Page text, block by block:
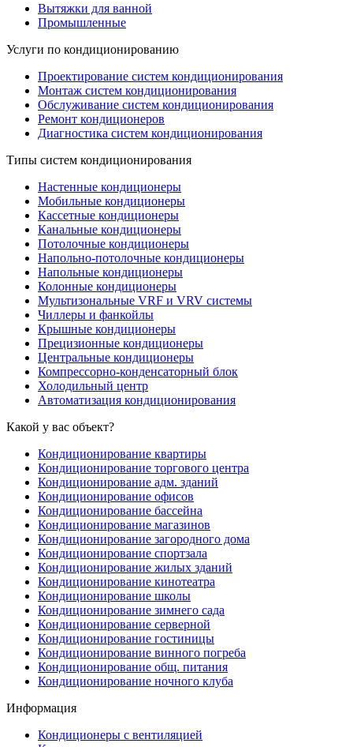
Вытяжки для ванной
Промышленные
Услуги по кондиционированию
Проектирование систем кондиционирования
Монтаж систем кондиционирования
Обслуживание систем кондиционирования
Ремонт кондиционеров
Диагностика систем кондиционирования
Типы систем кондиционирования
Настенные кондиционеры
Мобильные кондиционеры
Кассетные кондиционеры
Канальные кондиционеры
Потолочные кондиционеры
Напольно-потолочные кондиционеры
Напольные кондиционеры
Колонные кондиционеры
Мультизональные VRF и VRV системы
Чиллеры и фанкойлы
Крышные кондиционеры
Прецизионные кондиционеры
Центральные кондиционеры
Компрессорно-конденсаторный блок
Холодильный центр
Автоматизация кондиционирования
Какой у вас объект?
Кондиционирование квартиры
Кондиционирование торгового центра
Кондиционирование адм. зданий
Кондиционирование офисов
Кондиционирование бассейна
Кондиционирование магазинов
Кондиционирование загородного дома
Кондиционирование спортзала
Кондиционирование жилых зданий
Кондиционирование кинотеатра
Кондиционирование школы
Кондиционирование зимнего сада
Кондиционирование серверной
Кондиционирование гостиницы
Кондиционирование винного погреба
Кондиционирование общ. питания
Кондиционирование ночного клуба
Информация
Кондиционеры с вентиляцией